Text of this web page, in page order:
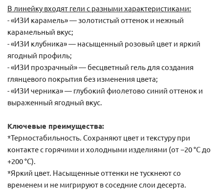
В линейку входят гели с разными характеристиками:
- «ИЗИ карамель» — золотистый оттенок и нежный
карамельный вкус;
- «ИЗИ клубника» — насыщенный розовый цвет и яркий
ягодный профиль;
- «ИЗИ прозрачный» — бесцветный гель для создания
глянцевого покрытия без изменения цвета;
- «ИЗИ черника» — глубокий фиолетово синий оттенок и
выраженный ягодный вкус.
Ключевые преимущества:
*Термостабильность. Сохраняют цвет и текстуру при
контакте с горячими и холодными изделиями (от −20 °C до
+200 °C).
*Яркий цвет. Насыщенные оттенки не тускнеют со
временем и не мигрируют в соседние слои десерта.